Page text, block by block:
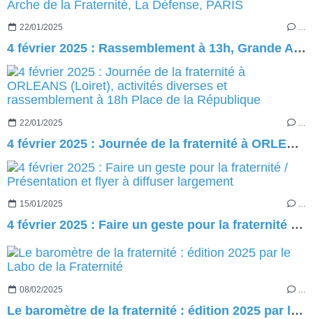
22/01/2025 …
4 février 2025 : Rassemblement à 13h, Grande Arche de la Fraternité, La Défense, PARIS
22/01/2025
4 février 2025 : Journée de la fraternité à ORLEANS (Loiret), activités diverses et rassemblement à 18h Place de la République
15/01/2025 …
4 février 2025 : Faire un geste pour la fraternité / Présentation et flyer à diffuser largement
08/02/2025
Le baromètre de la fraternité : édition 2025 par le Labo de la Fraternité